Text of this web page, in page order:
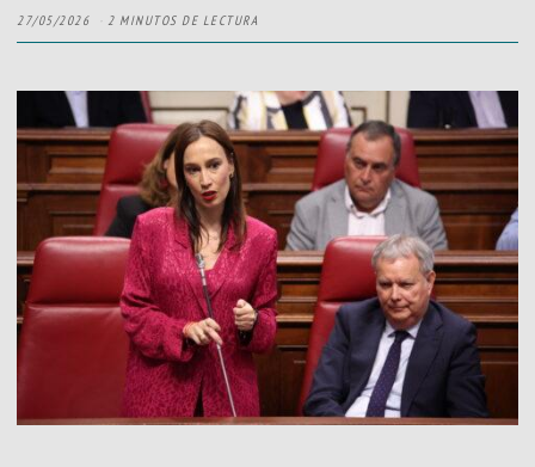
27/05/2026 2 MINUTOS DE LECTURA